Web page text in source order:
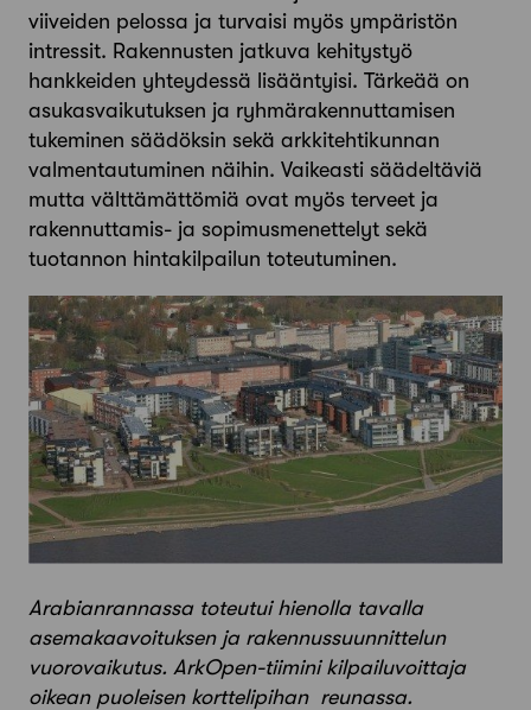
viiveiden pelossa ja turvaisi myös ympäristön
intressit. Rakennusten jatkuva kehitystyö
hankkeiden yhteydessä lisääntyisi. Tärkeää on
asukasvaikutuksen ja ryhmärakennuttamisen
tukeminen säädöksin sekä arkkitehtikunnan
valmentautuminen näihin. Vaikeasti säädeltäviä
mutta välttämättömiä ovat myös terveet ja
rakennuttamis- ja sopimusmenettelyt sekä
tuotannon hintakilpailun toteutuminen.
Arabianrannassa toteutui hienolla tavalla
asemakaavoituksen ja rakennussuunnittelun
vuorovaikutus. ArkOpen-tiimini kilpailuvoittaja
oikean puoleisen korttelipihan reunassa.